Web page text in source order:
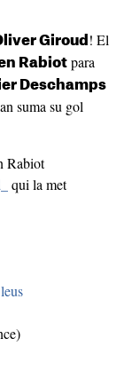
Giroud ! El
Rabiotpara
Deschamps
suma su gol
Rabiot
qui la met